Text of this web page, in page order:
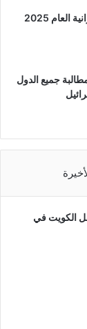
2025
جميع الدول
الكويت في